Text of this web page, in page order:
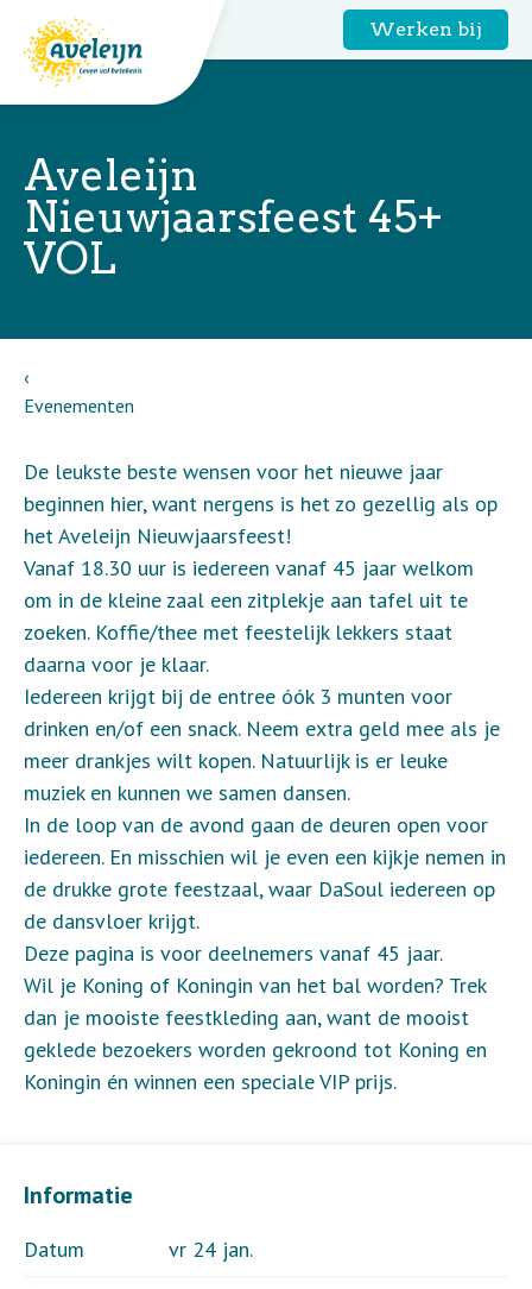
Werken bij
Aveleijn
Nieuwjaarsfeest 45+
VOL
Evenementen
Informatie
Datum
vr 24 jan.
De leukste beste wensen voor het nieuwe jaar
beginnen hier, want nergens is het zo gezellig als op
het Aveleijn Nieuwjaarsfeest!
Vanaf 18.30 uur is iedereen vanaf 45 jaar welkom
om in de kleine zaal een zitplekje aan tafel uit te
zoeken. Koffie/thee met feestelijk lekkers staat
daarna voor je klaar.
Iedereen krijgt bij de entree óók 3 munten voor
drinken en/of een snack. Neem extra geld mee als je
meer drankjes wilt kopen. Natuurlijk is er leuke
muziek en kunnen we samen dansen.
In de loop van de avond gaan de deuren open voor
iedereen. En misschien wil je even een kijkje nemen in
de drukke grote feestzaal, waar DaSoul iedereen op
de dansvloer krijgt.
Deze pagina is voor deelnemers vanaf 45 jaar.
Wil je Koning of Koningin van het bal worden? Trek
dan je mooiste feestkleding aan, want de mooist
geklede bezoekers worden gekroond tot Koning en
Koningin én winnen een speciale VIP prijs.